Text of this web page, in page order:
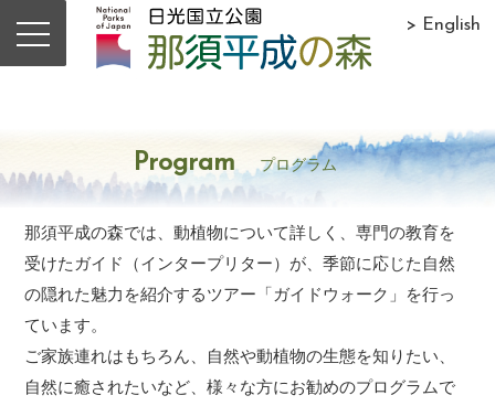
> English
Program プログラム
那須平成の森では、動植物について詳しく、専門の教育を
受けたガイド（インタープリター）が、季節に応じた自然
の隠れた魅力を紹介するツアー「ガイドウォーク」を行っ
ています。
ご家族連れはもちろん、自然や動植物の生態を知りたい、
自然に癒されたいなど、様々な方にお勧めのプログラムで